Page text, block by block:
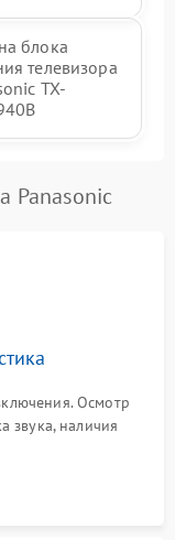
блока
телевизора
TX-
Panasonic
Осмотр
звука, наличия
тестовых
поломки.